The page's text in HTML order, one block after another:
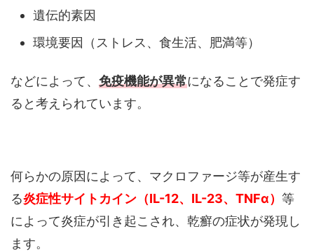
遺伝的素因
環境要因（ストレス、食生活、肥満等）
などによって、 免疫機能が異常になることで発症す
ると考えられています。
何らかの原因によって、マクロファージ等が産生す
る炎症性サイトカイン（IL-12、IL-23、TNFα） 等
によって炎症が引き起こされ、乾癬の症状が発現し
ます。